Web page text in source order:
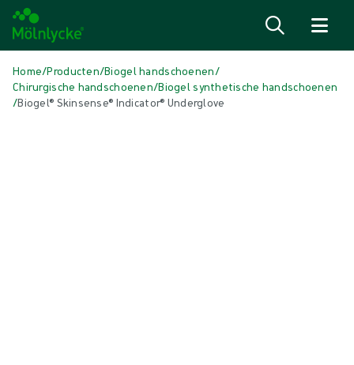
Home/Producten/Biogel handschoenen/
Chirurgische handschoenen/Biogel synthetische handschoenen
/Biogel® Skinsense® Indicator® Underglove